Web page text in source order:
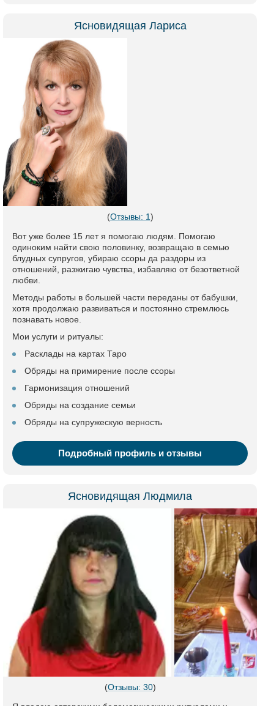
Ясновидящая Лариса
(Отзывы: 1)
Вот уже более 15 лет я помогаю людям. Помогаю
одиноким найти свою половинку, возвращаю в семью
блудных супругов, убираю ссоры да раздоры из
отношений, разжигаю чувства, избавляю от безответной
любви.
Методы работы в большей части переданы от бабушки,
хотя продолжаю развиваться и постоянно стремлюсь
познавать новое.
Мои услуги и ритуалы:
Расклады на картах Таро
Обряды на примирение после ссоры
Гармонизация отношений
Обряды на создание семьи
Обряды на супружескую верность
Подробный профиль и отзывы
Ясновидящая Людмила
(Отзывы: 30)